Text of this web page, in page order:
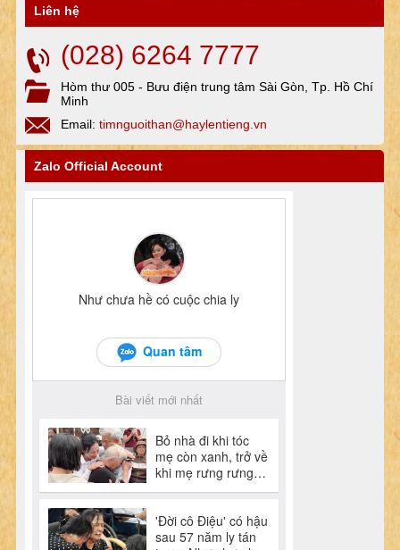
Liên hệ
(028) 6264 7777
Hòm thư 005 - Bưu điện trung tâm Sài Gòn, Tp. Hồ Chí
Minh
Email: timnguoithan@haylentieng.vn
Zalo Official Account